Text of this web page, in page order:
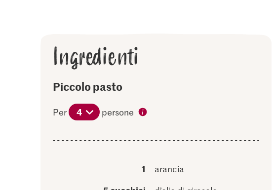
Ingredienti
Piccolo pasto
Per 4 persone
1 arancia